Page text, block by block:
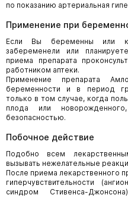
по показанию артериальная
Применение при
Если Вы беременны или
забеременели или
приема препарата
работником аптеки.
Применение препарата
беременности и в период
только в том случае, когда
плода или
безопасностью.
Побочное действие
Подобно всем
вызывать нежелательные
После приема лекарственного
гиперчувствительности
синдром Стивенса-